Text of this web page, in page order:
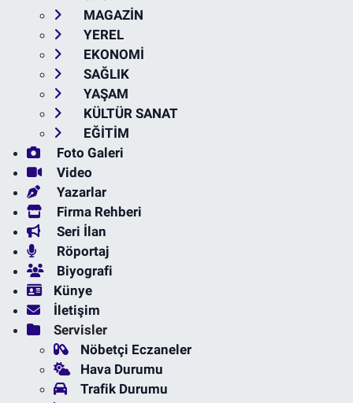
MAGAZİN
YEREL
EKONOMİ
SAĞLIK
YAŞAM
KÜLTÜR SANAT
EĞİTİM
Foto Galeri
Video
Yazarlar
Firma Rehberi
Seri İlan
Röportaj
Biyografi
Künye
İletişim
Servisler
Nöbetçi Eczaneler
Hava Durumu
Trafik Durumu